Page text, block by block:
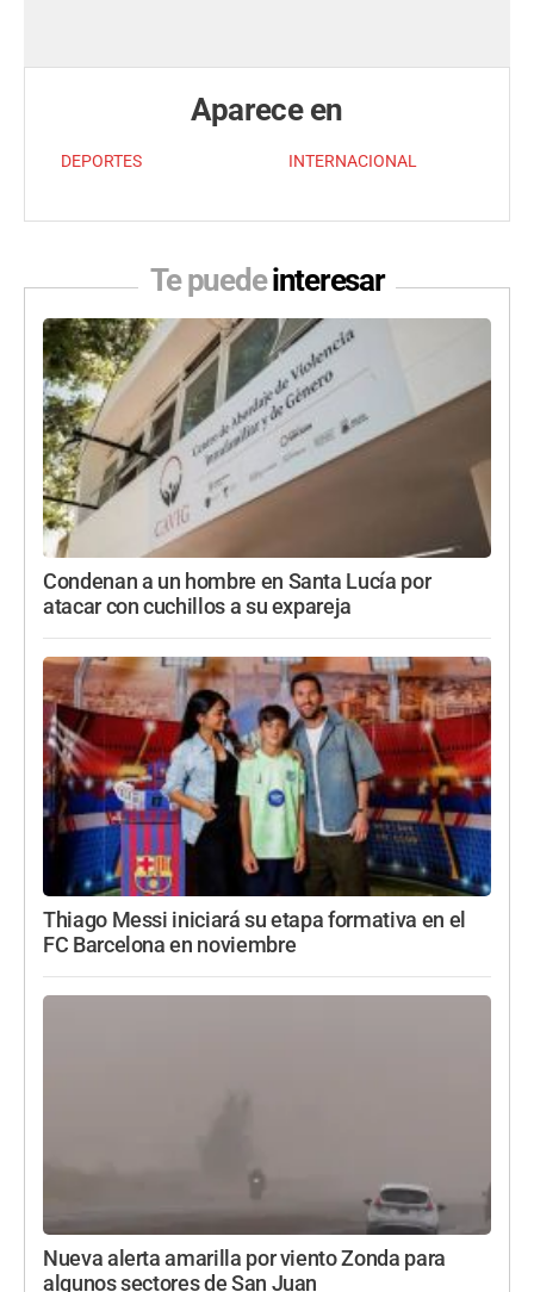
Aparece en
DEPORTES INTERNACIONAL
Te puedeinteresar
Condenan a un hombre en Santa Lucía por
atacar con cuchillos a su expareja
Thiago Messi iniciará su etapa formativa en el
FC Barcelona en noviembre
Nueva alerta amarilla por viento Zonda para
algunos sectores de San Juan